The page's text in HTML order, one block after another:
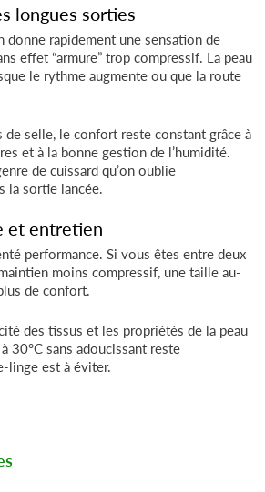
longues sorties
donne rapidement une sensation de
effet “armure” trop compressif. La peau
le rythme augmente ou que la route
de selle, le confort reste constant grâce à
et à la bonne gestion de l’humidité.
de cuissard qu’on oublie
la sortie lancée.
et entretien
performance. Si vous êtes entre deux
moins compressif, une taille au-
de confort.
des tissus et les propriétés de la peau
30°C sans adoucissant reste
linge est à éviter.